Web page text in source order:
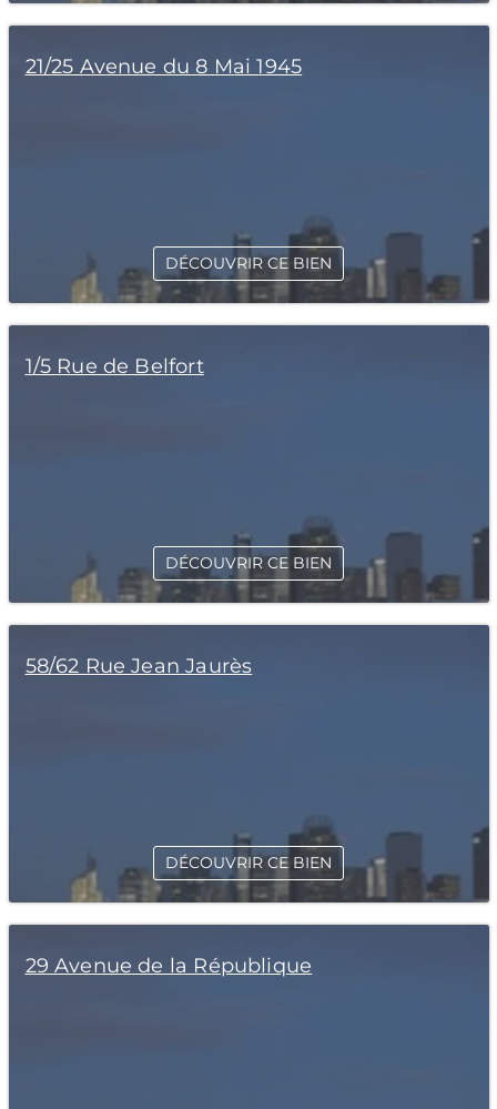
21/25 Avenue du 8 Mai 1945
DÉCOUVRIR CE BIEN
1/5 Rue de Belfort
DÉCOUVRIR CE BIEN
58/62 Rue Jean Jaurès
DÉCOUVRIR CE BIEN
29 Avenue de la République